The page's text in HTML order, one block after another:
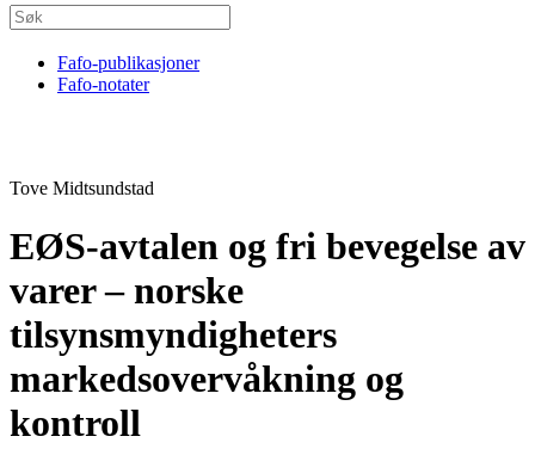
Fafo-publikasjoner
Fafo-notater
Tove Midtsundstad
EØS-avtalen og fri bevegelse av
varer – norske
tilsynsmyndigheters
markedsovervåkning og
kontroll